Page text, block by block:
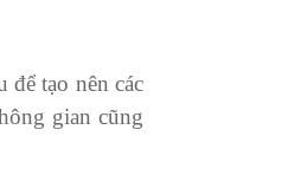
để tạo nên các
gian cũng